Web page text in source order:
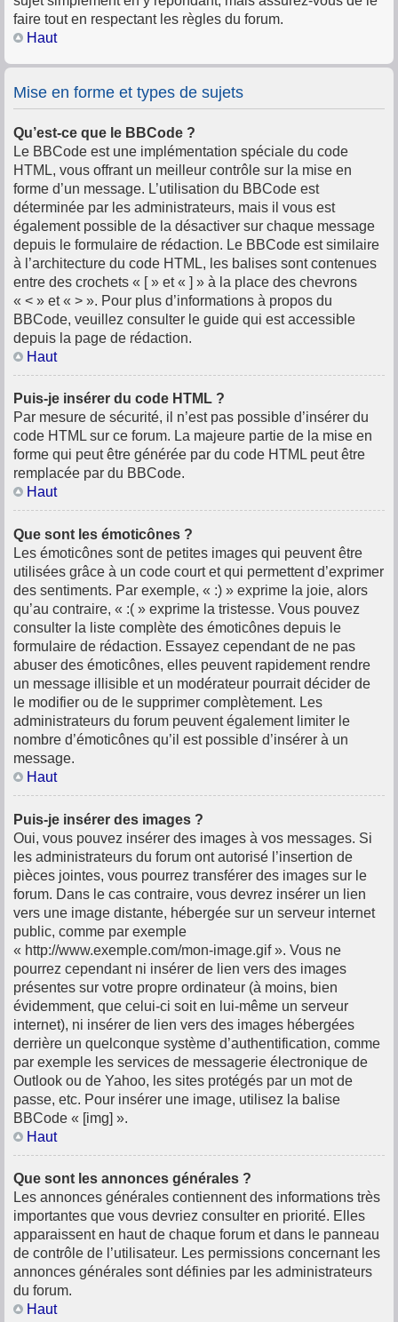
faire tout en respectant les règles du forum.
Haut
Mise en forme et types de sujets
Qu’est-ce que le BBCode ?
Le BBCode est une implémentation spéciale du code
HTML, vous offrant un meilleur contrôle sur la mise en
forme d’un message. L’utilisation du BBCode est
déterminée par les administrateurs, mais il vous est
également possible de la désactiver sur chaque message
depuis le formulaire de rédaction. Le BBCode est similaire
à l’architecture du code HTML, les balises sont contenues
entre des crochets « [ » et « ] » à la place des chevrons
« < » et « > ». Pour plus d’informations à propos du
BBCode, veuillez consulter le guide qui est accessible
depuis la page de rédaction.
Haut
Puis-je insérer du code HTML ?
Par mesure de sécurité, il n’est pas possible d’insérer du
code HTML sur ce forum. La majeure partie de la mise en
forme qui peut être générée par du code HTML peut être
remplacée par du BBCode.
Haut
Que sont les émoticônes ?
Les émoticônes sont de petites images qui peuvent être
utilisées grâce à un code court et qui permettent d’exprimer
des sentiments. Par exemple, « :) » exprime la joie, alors
qu’au contraire, « :( » exprime la tristesse. Vous pouvez
consulter la liste complète des émoticônes depuis le
formulaire de rédaction. Essayez cependant de ne pas
abuser des émoticônes, elles peuvent rapidement rendre
un message illisible et un modérateur pourrait décider de
le modifier ou de le supprimer complètement. Les
administrateurs du forum peuvent également limiter le
nombre d’émoticônes qu’il est possible d’insérer à un
message.
Haut
Puis-je insérer des images ?
Oui, vous pouvez insérer des images à vos messages. Si
les administrateurs du forum ont autorisé l’insertion de
pièces jointes, vous pourrez transférer des images sur le
forum. Dans le cas contraire, vous devrez insérer un lien
vers une image distante, hébergée sur un serveur internet
public, comme par exemple
« http://www.exemple.com/mon-image.gif ». Vous ne
pourrez cependant ni insérer de lien vers des images
présentes sur votre propre ordinateur (à moins, bien
évidemment, que celui-ci soit en lui-même un serveur
internet), ni insérer de lien vers des images hébergées
derrière un quelconque système d’authentification, comme
par exemple les services de messagerie électronique de
Outlook ou de Yahoo, les sites protégés par un mot de
passe, etc. Pour insérer une image, utilisez la balise
BBCode « [img] ».
Haut
Que sont les annonces générales ?
Les annonces générales contiennent des informations très
importantes que vous devriez consulter en priorité. Elles
apparaissent en haut de chaque forum et dans le panneau
de contrôle de l’utilisateur. Les permissions concernant les
annonces générales sont définies par les administrateurs
du forum.
Haut